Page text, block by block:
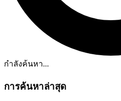
กำลังค้นหา...
การค้นหาล่าสุด